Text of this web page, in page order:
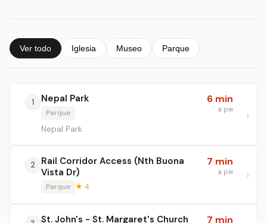
Ver todo Iglesia Museo Parque
1 Nepal Park
Parque
Nepal Park
6 min
a pie
2
Rail Corridor Access (Nth Buona
Vista Dr)
Parque ★ 4
7 min
a pie
St. John's - St. Margaret's Church
7 min